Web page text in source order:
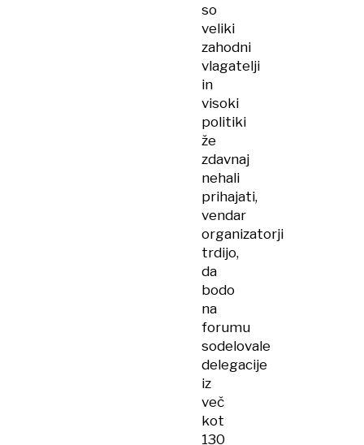
so
veliki
zahodni
vlagatelji
in
visoki
politiki
že
zdavnaj
nehali
prihajati,
vendar
organizatorji
trdijo,
da
bodo
na
forumu
sodelovale
delegacije
iz
več
kot
130